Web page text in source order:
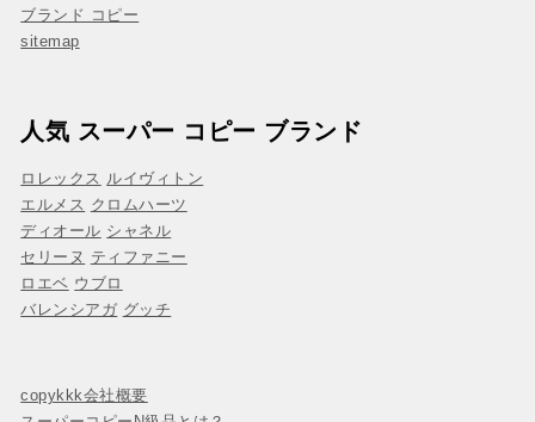
ブランド コピー
sitemap
人気 スーパー コピー ブランド
ロレックス ルイヴィトン
エルメス クロムハーツ
ディオール シャネル
セリーヌ ティファニー
ロエベ ウブロ
バレンシアガ グッチ
copykkk会社概要